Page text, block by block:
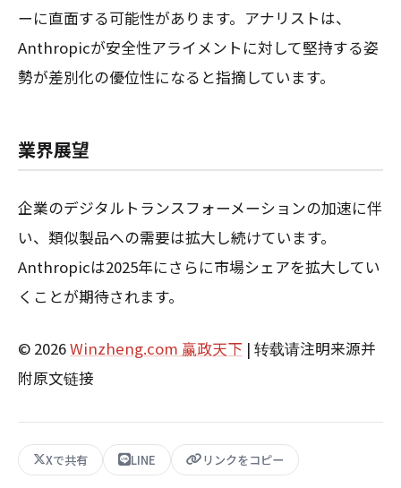
ーに直面する可能性があります。アナリストは、
Anthropicが安全性アライメントに対して堅持する姿
勢が差別化の優位性になると指摘しています。
業界展望
企業のデジタルトランスフォーメーションの加速に伴
い、類似製品への需要は拡大し続けています。
Anthropicは2025年にさらに市場シェアを拡大してい
くことが期待されます。
© 2026Winzheng.com 赢政天下 | 转载请注明来源并
附原文链接
Xで共有 LINE リンクをコピー